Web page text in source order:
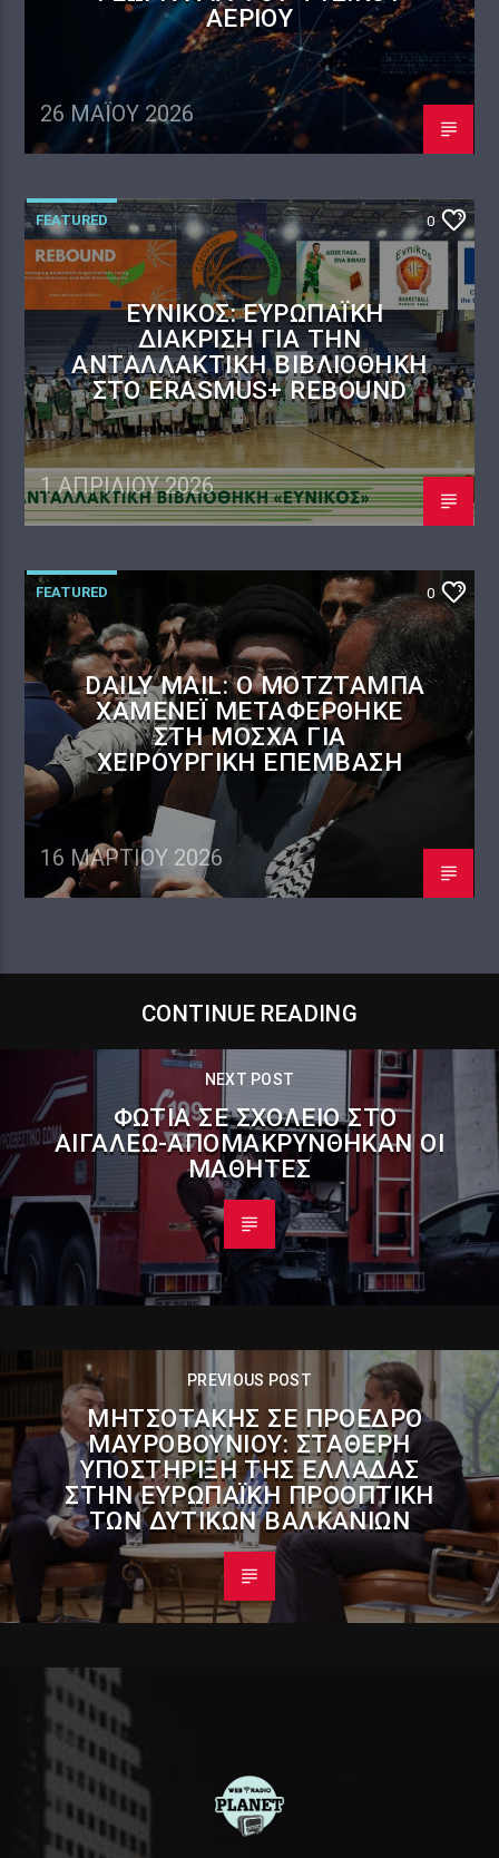
ΑΕΡΊΟΥ
26 ΜΑΪ́ΟΥ 2026
FEATURED 0
ΕΎΝΙΚΟΣ: ΕΥΡΩΠΑΪΚΉ
ΔΙΆΚΡΙΣΗ ΓΙΑ ΤΗΝ
ΑΝΤΑΛΛΑΚΤΙΚΉ ΒΙΒΛΙΟΘΉΚΗ
ΣΤΟ ERASMUS+ REBOUND
1 ΑΠΡΙΛΊΟΥ 2026
FEATURED 0
DAILY MAIL: Ο ΜΟΤΖΤΆΜΠΑ
ΧΑΜΕΝΕΪ́ ΜΕΤΑΦΈΡΘΗΚΕ
ΣΤΗ ΜΌΣΧΑ ΓΙΑ
ΧΕΙΡΟΥΡΓΙΚΉ ΕΠΈΜΒΑΣΗ
16 ΜΑΡΤΊΟΥ 2026
CONTINUE READING
NEXT POST
ΦΩΤΙΆ ΣΕ ΣΧΟΛΕΊΟ ΣΤΟ
ΑΙΓΆΛΕΩ-ΑΠΟΜΑΚΡΎΝΘΗΚΑΝ ΟΙ
ΜΑΘΗΤΈΣ
PREVIOUS POST
ΜΗΤΣΟΤΆΚΗΣ ΣΕ ΠΡΌΕΔΡΟ
ΜΑΥΡΟΒΟΥΝΊΟΥ: ΣΤΑΘΕΡΉ
ΥΠΟΣΤΉΡΙΞΗ ΤΗΣ ΕΛΛΆΔΑΣ
ΣΤΗΝ ΕΥΡΩΠΑΪΚΉ ΠΡΟΟΠΤΙΚΉ
ΤΩΝ ΔΥΤΙΚΏΝ ΒΑΛΚΑΝΊΩΝ